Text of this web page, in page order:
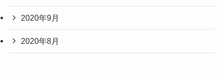
2020年9月
2020年8月